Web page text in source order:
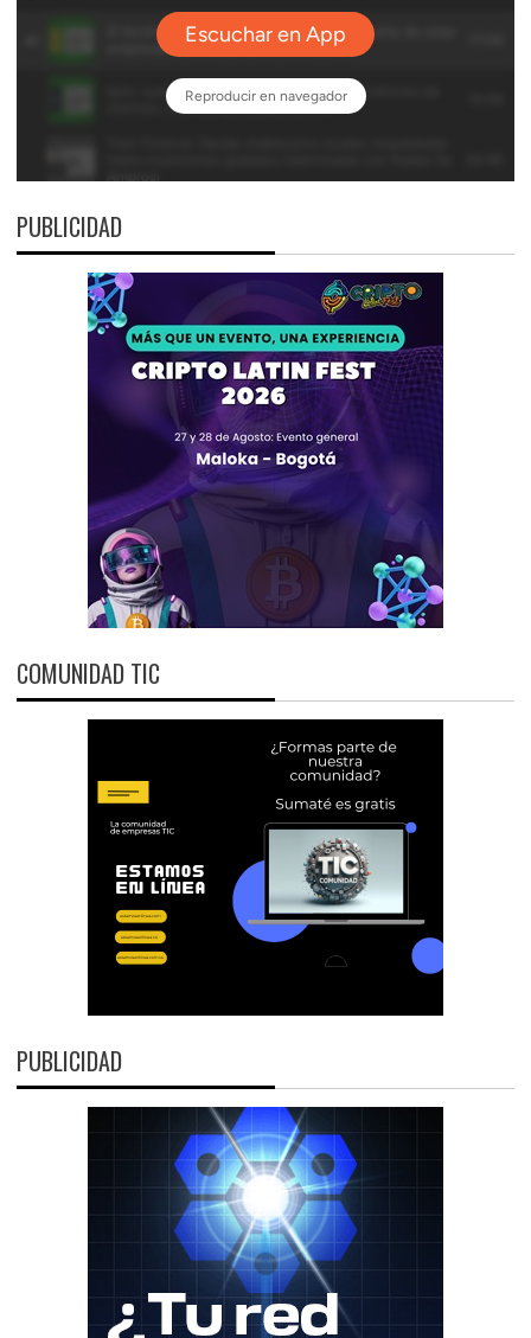
PUBLICIDAD
COMUNIDAD TIC
PUBLICIDAD